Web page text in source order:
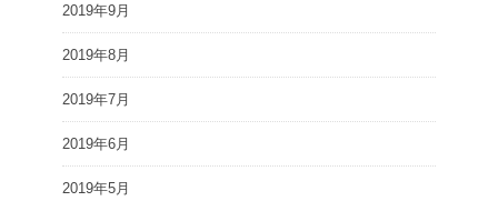
2019年9月
2019年8月
2019年7月
2019年6月
2019年5月